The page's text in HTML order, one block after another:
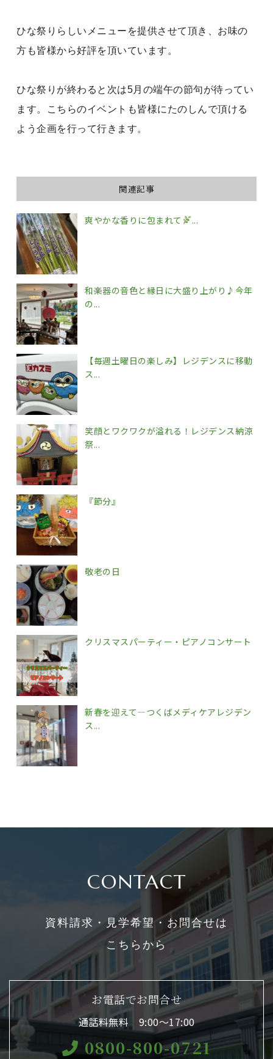
ひな祭りらしいメニューを提供させて頂き、お味の
方も皆様から好評を頂いています。
ひな祭りが終わると次は5月の端午の節句が待ってい
ます。こちらのイベントも皆様にたのしんで頂ける
よう企画を行って行きます。
関連記事
爽やかな香りに包まれて ...
和楽器の音色と縁日に大盛り上がり♪今年
の...
【毎週土曜日の楽しみ】レジデンスに移動
ス...
笑顔とワクワクが溢れる！レジデンス納涼
祭...
『節分』
敬老の日
クリスマスパーティー・ピアノコンサート
新春を迎えて―つくばメディケアレジデン
ス...
CONTACT
資料請求・見学希望・お問合せは
こちらから
お電話でお問合せ
通話料無料 9:00〜17:00
0800-800-0721